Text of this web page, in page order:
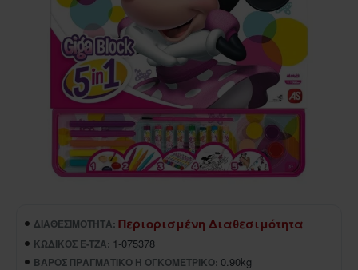
ΔΙΑΘΕΣΙΜΌΤΗΤΑ: Περιορισμένη Διαθεσιμότητα
ΚΩΔΙΚΌΣ E-TZA: 1-075378
ΒΆΡΟΣ ΠΡΑΓΜΑΤΙΚΌ Ή ΟΓΚΟΜΕΤΡΙΚΌ: 0.90kg